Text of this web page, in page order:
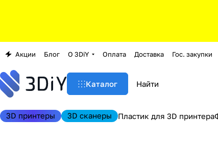
Акции Блог О 3DiY Оплата Доставка Гос. закупки
Каталог
3D принтеры 3D сканеры Пластик для 3D принтера